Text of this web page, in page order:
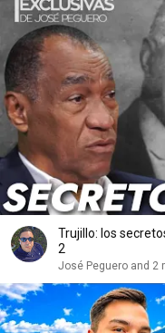
Trujillo: los
2
José Peguero and 2